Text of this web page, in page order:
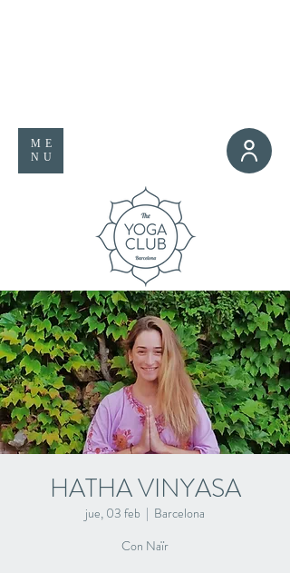
ME
NU
HATHA VINYASA
jue, 03 feb
  |
Barcelona
Con Naïr